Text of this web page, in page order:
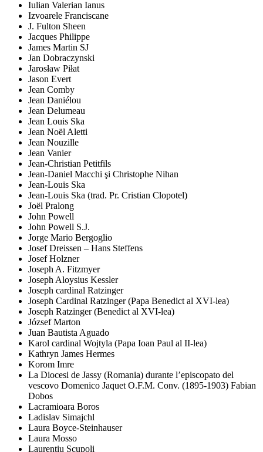
Iulian Valerian Ianus
Izvoarele Franciscane
J. Fulton Sheen
Jacques Philippe
James Martin SJ
Jan Dobraczynski
Jarosław Piłat
Jason Evert
Jean Comby
Jean Daniélou
Jean Delumeau
Jean Louis Ska
Jean Noël Aletti
Jean Nouzille
Jean Vanier
Jean-Christian Petitfils
Jean-Daniel Macchi şi Christophe Nihan
Jean-Louis Ska
Jean-Louis Ska (trad. Pr. Cristian Clopotel)
Joël Pralong
John Powell
John Powell S.J.
Jorge Mario Bergoglio
Josef Dreissen – Hans Steffens
Josef Holzner
Joseph A. Fitzmyer
Joseph Aloysius Kessler
Joseph cardinal Ratzinger
Joseph Cardinal Ratzinger (Papa Benedict al XVI-lea)
Joseph Ratzinger (Benedict al XVI-lea)
József Marton
Juan Bautista Aguado
Karol cardinal Wojtyla (Papa Ioan Paul al II-lea)
Kathryn James Hermes
Korom Imre
La Diocesi de Jassy (Romania) durante l’episcopato del
vescovo Domenico Jaquet O.F.M. Conv. (1895-1903) Fabian
Dobos
Lacramioara Boros
Ladislav Simajchl
Laura Boyce-Steinhauser
Laura Mosso
Laurenţiu Scupoli